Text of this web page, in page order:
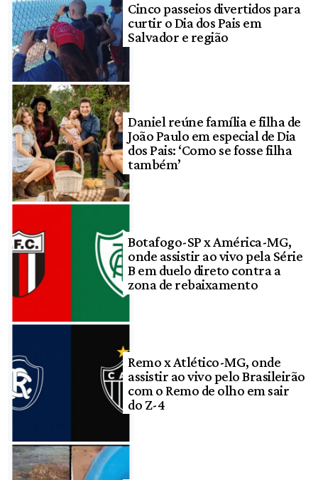
Cinco passeios divertidos para
curtir o Dia dos Pais em
Salvador e região
Daniel reúne família e filha de
João Paulo em especial de Dia
dos Pais: ‘Como se fosse filha
também’
Botafogo-SP x América-MG,
onde assistir ao vivo pela Série
B em duelo direto contra a
zona de rebaixamento
Remo x Atlético-MG, onde
assistir ao vivo pelo Brasileirão
com o Remo de olho em sair
do Z-4